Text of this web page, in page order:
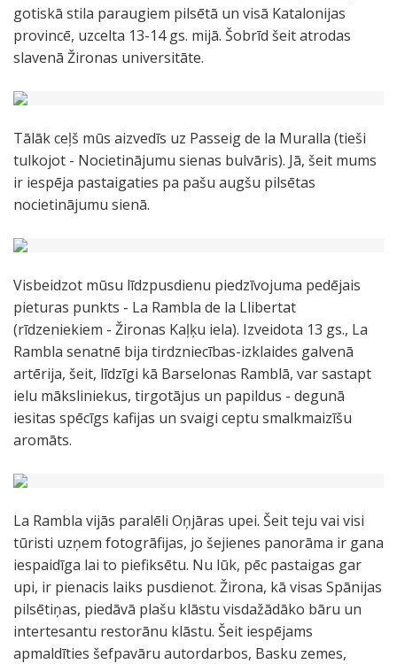
gotiskā stila paraugiem pilsētā un visā Katalonijas
provincē, uzcelta 13-14 gs. mijā. Šobrīd šeit atrodas
slavenā Žironas universitāte.
Tālāk ceļš mūs aizvedīs uz Passeig de la Muralla (tieši
tulkojot - Nocietinājumu sienas bulvāris). Jā, šeit mums
ir iespēja pastaigaties pa pašu augšu pilsētas
nocietinājumu sienā.
Visbeidzot mūsu līdzpusdienu piedzīvojuma pedējais
pieturas punkts - La Rambla de la Llibertat
(rīdzeniekiem - Žironas Kaļķu iela). Izveidota 13 gs., La
Rambla senatnē bija tirdzniecības-izklaides galvenā
artērija, šeit, līdzīgi kā Barselonas Ramblā, var sastapt
ielu māksliniekus, tirgotājus un papildus - degunā
iesitas spēcīgs kafijas un svaigi ceptu smalkmaizīšu
aromāts.
La Rambla vijās paralēli Oņjāras upei. Šeit teju vai visi
tūristi uzņem fotogrāfijas, jo šejienes panorāma ir gana
iespaidīga lai to piefiksētu. Nu lūk, pēc pastaigas gar
upi, ir pienacis laiks pusdienot. Žirona, kā visas Spānijas
pilsētiņas, piedāvā plašu klāstu visdažādāko bāru un
intertesantu restorānu klāstu. Šeit iespējams
apmaldīties šefpavāru autordarbos, Basku zemes,